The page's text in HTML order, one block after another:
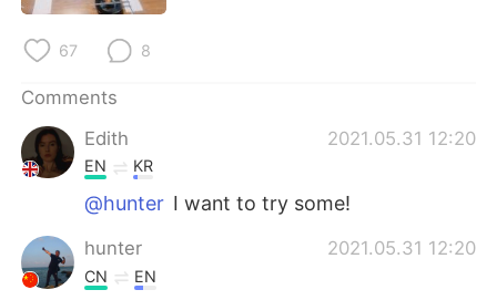
日本語
Русский
Indonesia
Türkçe Tiếng Việt
Português
67 8
Comments
Edith
2021.05.31 12:20
EN KR
@hunter I want to try some!
hunter 2021.05.31 12:20
CN EN